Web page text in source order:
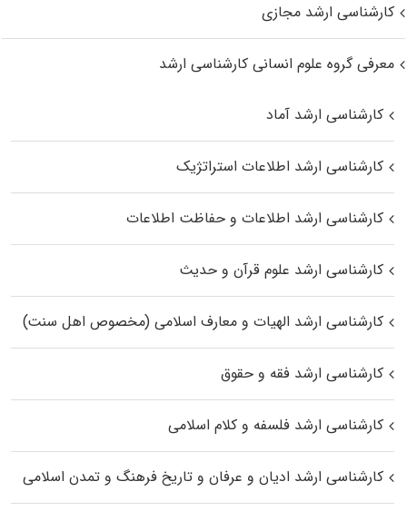
کارشناسی ارشد مجازی
معرفی گروه علوم انسانی کارشناسی ارشد
کارشناسی ارشد آماد
کارشناسی ارشد اطلاعات استراتژیک
کارشناسی ارشد اطلاعات و حفاظت اطلاعات
کارشناسی ارشد علوم قرآن و حدیث
کارشناسی ارشد الهیات و معارف اسلامی (مخصوص اهل سنت)
کارشناسی ارشد فقه و حقوق
کارشناسی ارشد فلسفه و کلام اسلامی
کارشناسی ارشد ادیان و عرفان و تاریخ فرهنگ و تمدن اسلامی